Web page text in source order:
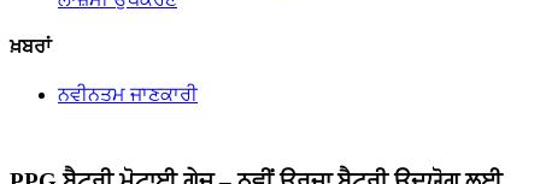
ਖ਼ਬਰਾਂ
ਨਵੀਨਤਮ ਜਾਣਕਾਰੀ